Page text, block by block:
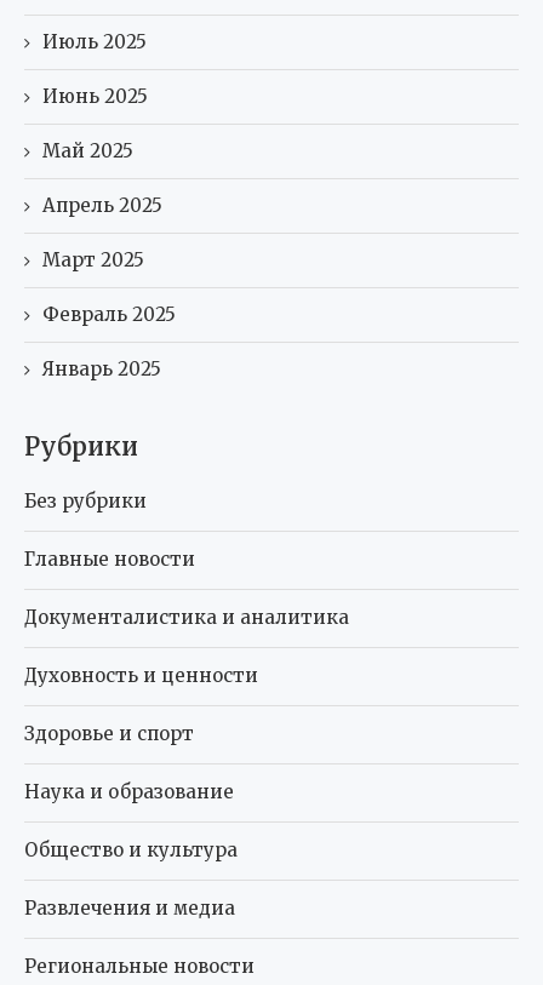
Июль 2025
Июнь 2025
Май 2025
Апрель 2025
Март 2025
Февраль 2025
Январь 2025
Рубрики
Без рубрики
Главные новости
Документалистика и аналитика
Духовность и ценности
Здоровье и спорт
Наука и образование
Общество и культура
Развлечения и медиа
Региональные новости